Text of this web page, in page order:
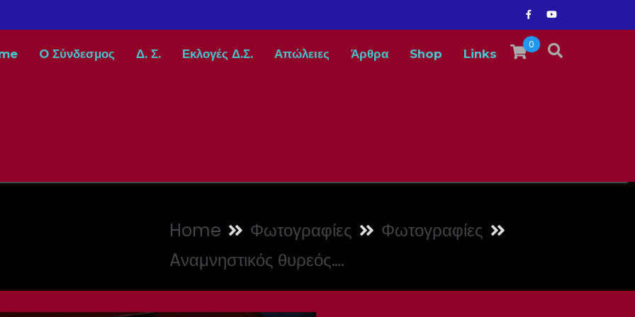
0
O Σύνδεσμος Δ. Σ. Εκλογές Δ.Σ. Απώλειες Άρθρα Shop Links
Home Φωτογραφίες
Φωτογραφίες
Aναμνηστικός θυρεός….